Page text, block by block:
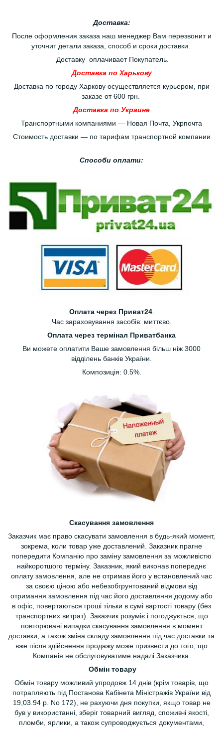
Доставка:
После оформления заказа наш менеджер Вам перезвонит и
уточнит детали заказа, способ и сроки доставки.
Доставку оплачивает Покупатель.
Доставка по Харькову
Доставка по городу Харкову осуществляется курьером, при
заказе от 600 грн.
Доставка по Украине
Транспортными компаниями — Новая Почта, Укрпочта
Стоимость доставки — по тарифам транспортной компании
Способи оплати:
Оплата через Приват24.
Час зараховування засобів: миттєво.
Оплата через термінал Приватбанка
Ви можете оплатити Ваше замовлення більш ніж 3000
відділень банків України.
Композиція: 0.5%.
Скасування замовлення
Заказчик має право скасувати замовлення в будь-який момент,
зокрема, коли товар уже доставлений. Заказник прагне
попередити Компанію про заміну замовлення за можливістю
найкоротшого терміну. Заказник, який виконав попереднє
оплату замовлення, але не отримав його у встановлений час
за своєю ціною або небезобгрунтований відмови від
отримання замовлення під час його доставляння додому або
в офіс, повертаються гроші тільки в сумі вартості товару (без
транспортних витрат). Заказчик розуміє і погоджується, що
повторювані випадки скасування замовлення в момент
доставки, а також зміна складу замовлення під час доставки та
вже після здійснення продажу може призвести до того, що
Компанія не обслуговуватиме надалі Заказчика.
Обмін товару
Обмін товару можливий упродовж 14 днів (крім товарів, що
потрапляють під Постанова Кабінета Міністражів України від
19,03.94 р. No 172), не рахуючи дня покупки, якщо товар не
був у використанні, зберіг товарний вигляд, споживчі якості,
пломби, ярлики, а також супроводжується документами,